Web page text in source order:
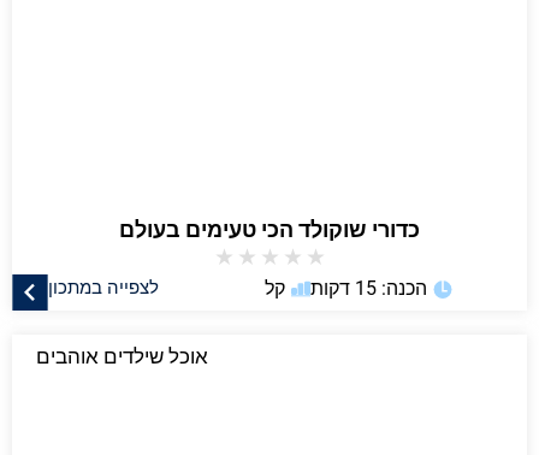
כדורי שוקולד הכי טעימים בעולם
★
★
★
★
★
לצפייה במתכון הכנה: 15 דקות קל
אוכל שילדים אוהבים